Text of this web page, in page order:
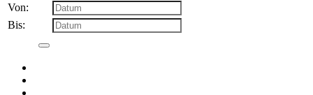
Von:
Bis: